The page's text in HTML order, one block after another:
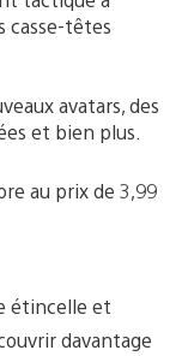
casse-têtes
avatars, des
et bien plus.
au prix de 3,99
étincelle et
davantage